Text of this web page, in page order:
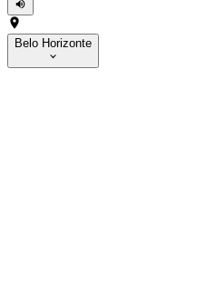
Belo Horizonte